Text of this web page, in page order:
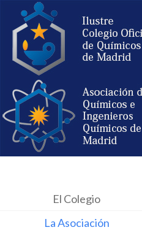
El Colegio
La Asociación